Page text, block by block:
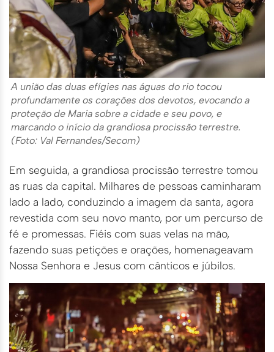
A união das duas efígies nas águas do rio tocou
profundamente os corações dos devotos, evocando a
proteção de Maria sobre a cidade e seu povo, e
marcando o início da grandiosa procissão terrestre.
(Foto: Val Fernandes/Secom)
Em seguida, a grandiosa procissão terrestre tomou
as ruas da capital. Milhares de pessoas caminharam
lado a lado, conduzindo a imagem da santa, agora
revestida com seu novo manto, por um percurso de
fé e promessas. Fiéis com suas velas na mão,
fazendo suas petições e orações, homenageavam
Nossa Senhora e Jesus com cânticos e júbilos.